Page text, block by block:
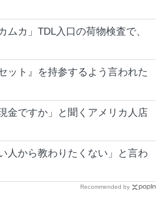
ムカ」TDL入口の荷物検査で、
ット』を持参するよう言われた
金ですか」と聞くアメリカ人店
人から教わりたくない」と言わ
Recommended by